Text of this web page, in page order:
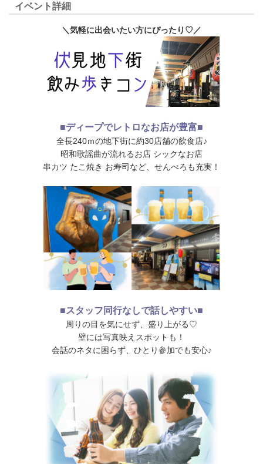
イベント詳細
＼気軽に出会いたい方にぴったり♡／
■ディープでレトロなお店が豊富■
全長240ｍの地下街に約30店舗の飲食店♪
昭和歌謡曲が流れるお店 シックなお店
串カツ たこ焼き お寿司など、せんべろも充実！
■スタッフ同行なしで話しやすい■
周りの目を気にせず、盛り上がる♡
壁には写真映えスポットも！
会話のネタに困らず、ひとり参加でも安心♪